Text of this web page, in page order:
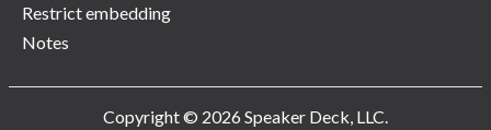
Restrict embedding
Notes
Copyright © 2026 Speaker Deck, LLC.